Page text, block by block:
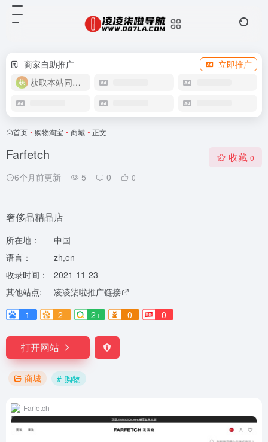
商家自助推广
立即推广
获取本站同款主题
首页 • 购物淘宝 • 商城 • 正文
Farfetch
6个月前更新 5 0 0
收藏 0
奢侈品精品店
所在地：
中国
语言：
zh,en
收录时间：
2021-11-23
其他站点:
凌凌柒啦推广链接
1
2- 2+ 0 0
打开网站
商城 # 购物
Farfetch